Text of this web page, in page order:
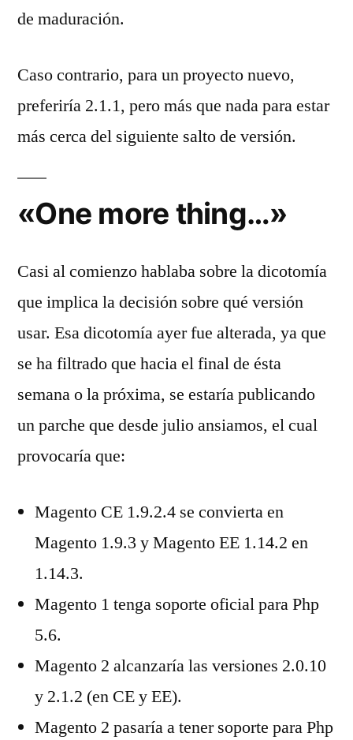
de maduración.
Caso contrario, para un proyecto nuevo,
preferiría 2.1.1, pero más que nada para estar
más cerca del siguiente salto de versión.
«One more thing…»
Casi al comienzo hablaba sobre la dicotomía
que implica la decisión sobre qué versión
usar. Esa dicotomía ayer fue alterada, ya que
se ha filtrado que hacia el final de ésta
semana o la próxima, se estaría publicando
un parche que desde julio ansiamos, el cual
provocaría que:
Magento CE 1.9.2.4 se convierta en
Magento 1.9.3 y Magento EE 1.14.2 en
1.14.3.
Magento 1 tenga soporte oficial para Php
5.6.
Magento 2 alcanzaría las versiones 2.0.10
y 2.1.2 (en CE y EE).
Magento 2 pasaría a tener soporte para Php